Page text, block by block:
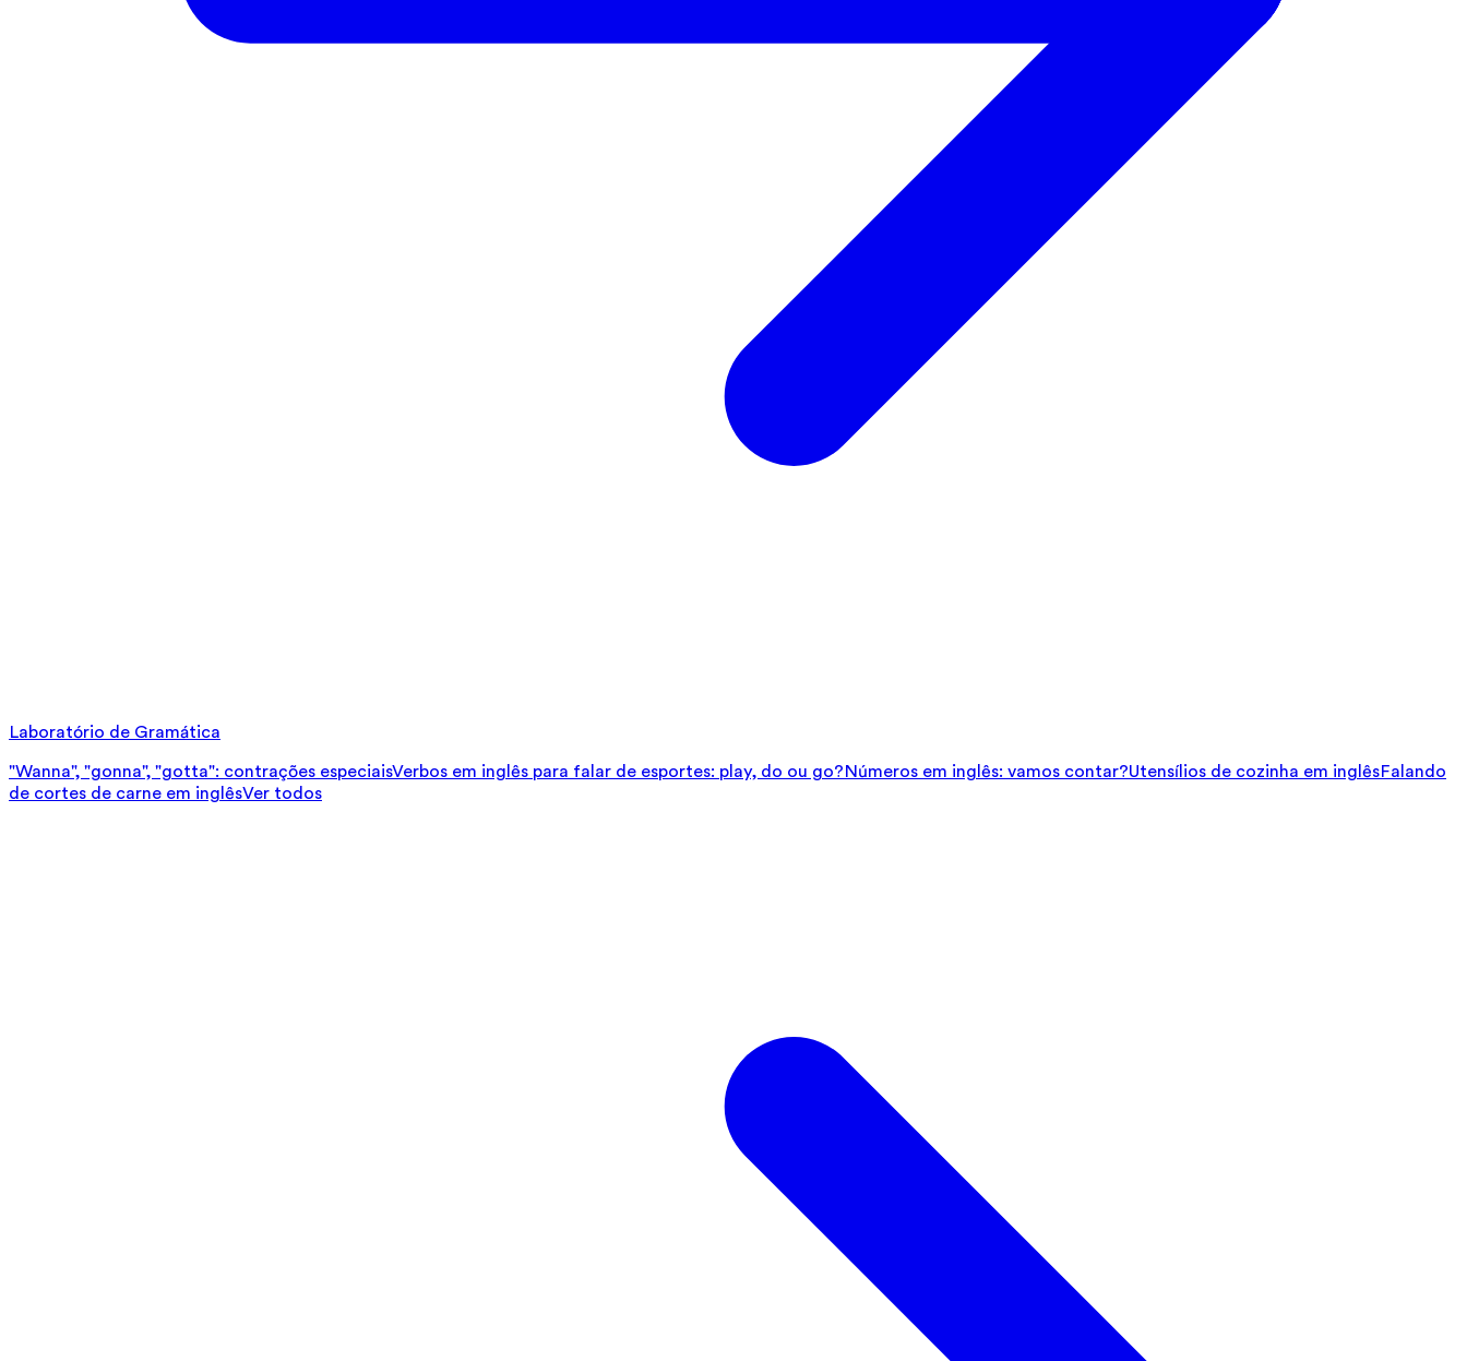
Laboratório de Gramática
"Wanna", "gonna", "gotta": contrações especiaisVerbos em inglês para falar de esportes: play, do ou go?Números em inglês: vamos contar?Utensílios de cozinha em inglêsFalando
de cortes de carne em inglêsVer todos